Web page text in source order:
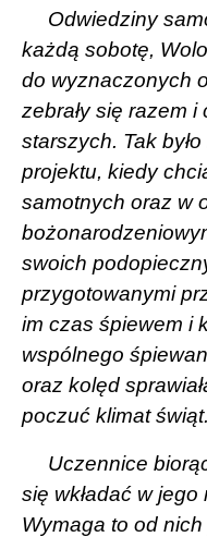
Odwiedziny
każdą sobotę,
do wyznaczonych
zebrały się razem i
starszych. Tak
projektu, kiedy
samotnych oraz w
swoich
przygotowanymi
im czas śpiewem i
wspólnego
oraz kolęd
poczuć klimat świąt.
Uczennice
się wkładać w jego
Wymaga to od